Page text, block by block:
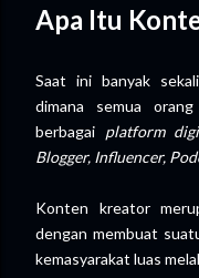
Apa Itu
Saat ini banyak
dimana semua
berbagai platform
Blogger, Influencer,
Konten kreator
dengan membuat
kemasyarakat luas